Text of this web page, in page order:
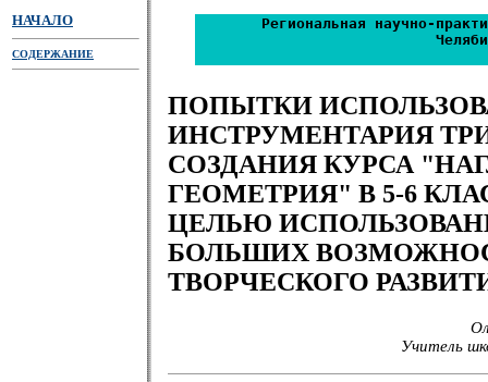
НАЧАЛО
СОДЕРЖАНИЕ
Региональная научно-
ПОПЫТКИ
ИНСТРУМЕНТАРИЯ
СОЗДАНИЯ КУРСА
ГЕОМЕТРИЯ" В 5-6
ЦЕЛЬЮ
БОЛЬШИХ
ТВОРЧЕСКОГО
Учитель